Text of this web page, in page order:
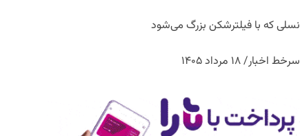
نسلی که با فیلترشکن بزرگ می‌شود
سرخط اخبار/ ۱۸ مرداد ۱۴۰۵